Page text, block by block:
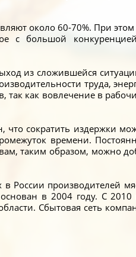
около 60-70%. При
с большой
из сложившейся
труда,
так как вовлечение в
что сократить издержки
времени.
таким образом, можно
России производителей
в 2004 году. С
Сбытовая сеть